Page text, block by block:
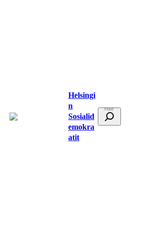
Helsingi
n
Sosialid
emokra
atit
t